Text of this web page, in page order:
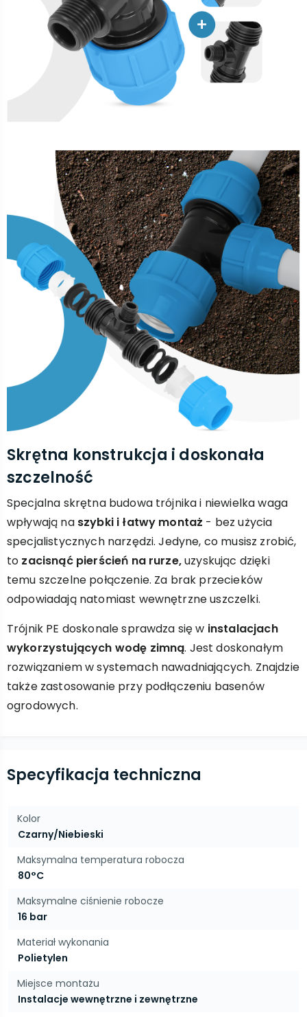
Skrętna konstrukcja i doskonała
szczelność
Specjalna skrętna budowa trójnika i niewielka waga
wpływają na szybki i łatwy montaż - bez użycia
specjalistycznych narzędzi. Jedyne, co musisz zrobić,
to zacisnąć pierścień na rurze,uzyskując dzięki
temu szczelne połączenie. Za brak przecieków
odpowiadają natomiast wewnętrzne uszczelki.
Trójnik PE doskonale sprawdza się w instalacjach
wykorzystujących wodę zimną. Jest doskonałym
rozwiązaniem w systemach nawadniających. Znajdzie
także zastosowanie przy podłączeniu basenów
ogrodowych.
Specyfikacja techniczna
Kolor
Czarny/Niebieski
Maksymalna temperatura robocza
80°C
Maksymalne ciśnienie robocze
16 bar
Materiał wykonania
Polietylen
Miejsce montażu
Instalacje wewnętrzne i zewnętrzne